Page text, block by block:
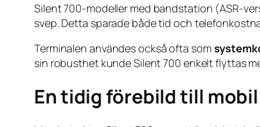
Silent 700-modeller med bandstation (ASR-
svep. Detta sparade både tid och
Terminalen användes också ofta som
sin robusthet kunde Silent 700 enkelt flyttas
En tidig förebild till